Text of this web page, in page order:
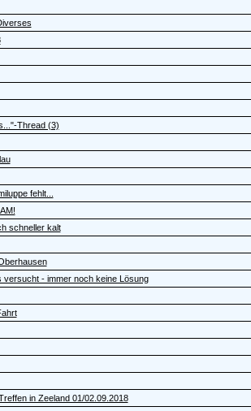
Thread (3)
fehlt...
schneller kalt
versucht - immer noch keine Lösung
in Zeeland 01/02.09.2018